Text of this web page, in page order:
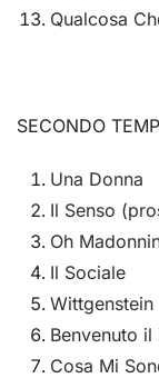
Qualcosa
SECONDO
Una Donna
Il Senso
Oh
Il Sociale
Wittgenstein
Benvenuto
Cosa Mi